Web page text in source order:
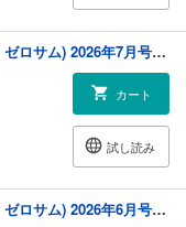
Comic ZERO-SUM (コミック ゼロサム) 2026年7月号[雑誌]
カート
試し読み
Comic ZERO-SUM (コミック ゼロサム) 2026年6月号[雑誌]